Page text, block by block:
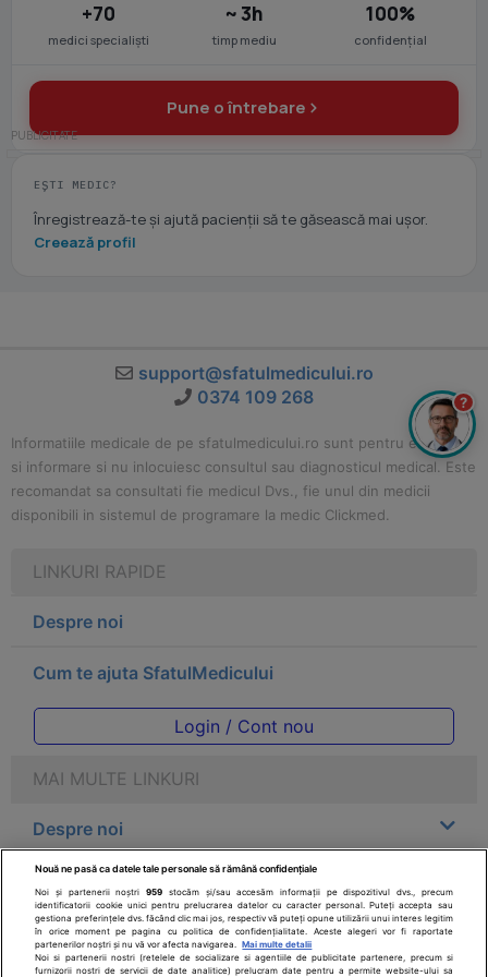
+70
medici specialiști
~ 3h
timp mediu
100%
confidențial
Pune o întrebare
EȘTI MEDIC?
Înregistrează-te și ajută pacienții să te găsească mai ușor.
Creează profil
support@sfatulmedicului.ro
0374 109 268
Informatiile medicale de pe sfatulmedicului.ro sunt pentru educatie
si informare si nu inlocuiesc consultul sau diagnosticul medical. Este
recomandat sa consultati fie medicul Dvs., fie unul din medicii
disponibili in sistemul de programare la medic Clickmed.
LINKURI RAPIDE
Despre noi
Cum te ajuta SfatulMedicului
Login / Cont nou
MAI MULTE LINKURI
Despre noi
Legal
Drepturile consumatorului
?
Nouă ne pasă ca datele tale personale să rămână confidențiale
Noi și partenerii noștri959 stocăm și/sau accesăm informații pe dispozitivul dvs., precum
identificatorii cookie unici pentru prelucrarea datelor cu caracter personal. Puteți accepta sau
gestiona preferințele dvs. făcând clic mai jos, respectiv vă puteți opune utilizării unui interes legitim
în orice moment pe pagina cu politica de confidențialitate. Aceste alegeri vor fi raportate
partenerilor noștri și nu vă vor afecta navigarea.
Mai multe detalii
Noi si partenerii nostri (retelele de socializare si agentiile de publicitate partenere, precum si
furnizorii nostri de servicii de date analitice) prelucram date pentru a permite website-ului sa